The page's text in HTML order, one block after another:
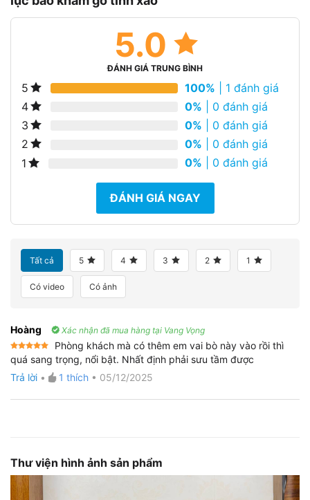
5.0
ĐÁNH GIÁ TRUNG BÌNH
5 100% | 1 đánh giá
4
0% | 0 đánh giá
3
0% | 0 đánh giá
2
0% | 0 đánh giá
1
0% | 0 đánh giá
ĐÁNH GIÁ NGAY
Tất cả 5 4 3 2 1
Có video Có ảnh
Hoàng Xác nhận đã mua hàng tại Vang Vọng
Được xếp
hạng 55
Phòng khách mà có thêm em vai bò này vào rồi thì
quá sang trọng, nổi bật. Nhất định phải sưu tầm được
Trả lời • 1 thích • 05/12/2025
Thư viện hình ảnh sản phẩm